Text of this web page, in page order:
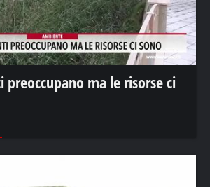
ma le risorse ci